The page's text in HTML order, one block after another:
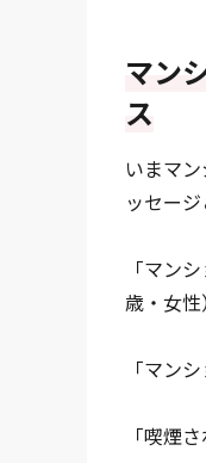
マン
ス
いまマ
ッセー
「マン
歳・女性）
「マン
「喫煙